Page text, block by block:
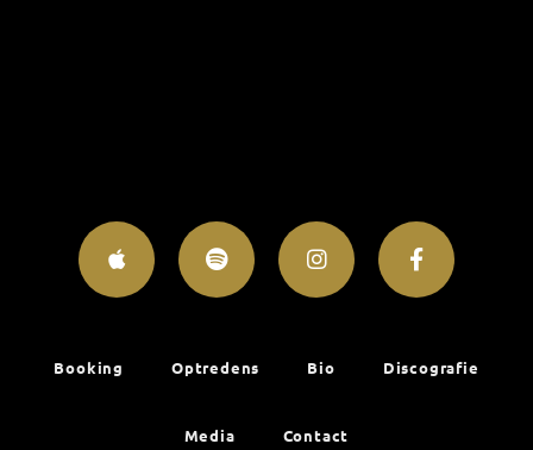
Booking Optredens Bio Discografie
Media Contact